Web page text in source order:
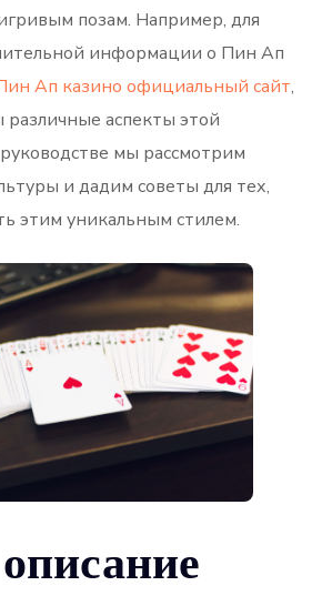
позам. Например, для
информации о Пин Ап
Ап казино официальный сайт,
различные аспекты этой
мы рассмотрим
и дадим советы для тех,
этим уникальным стилем.